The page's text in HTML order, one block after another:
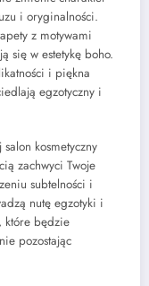
i oryginalności.
z motywami
się w estetykę boho.
i piękna
egzotyczny i
kosmetyczny
zachwyci Twoje
subtelności i
nutę egzotyki i
które będzie
pozostając